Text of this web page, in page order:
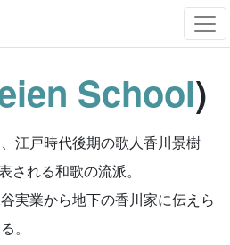
School)
江戸時代後期の歌人香川景樹
される和歌の流派。
実業から地下の香川家に伝えら
。